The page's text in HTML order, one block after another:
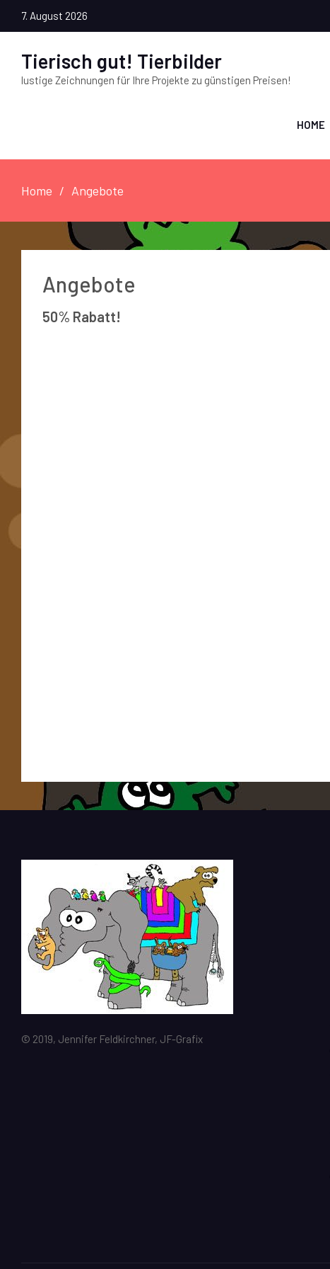
7. August 2026
Tierisch gut! Tierbilder
lustige Zeichnungen für Ihre Projekte zu günstigen Preisen!
HOME
Home Angebote
Angebote
50% Rabatt!
© 2019, Jennifer Feldkirchner, JF-Grafix